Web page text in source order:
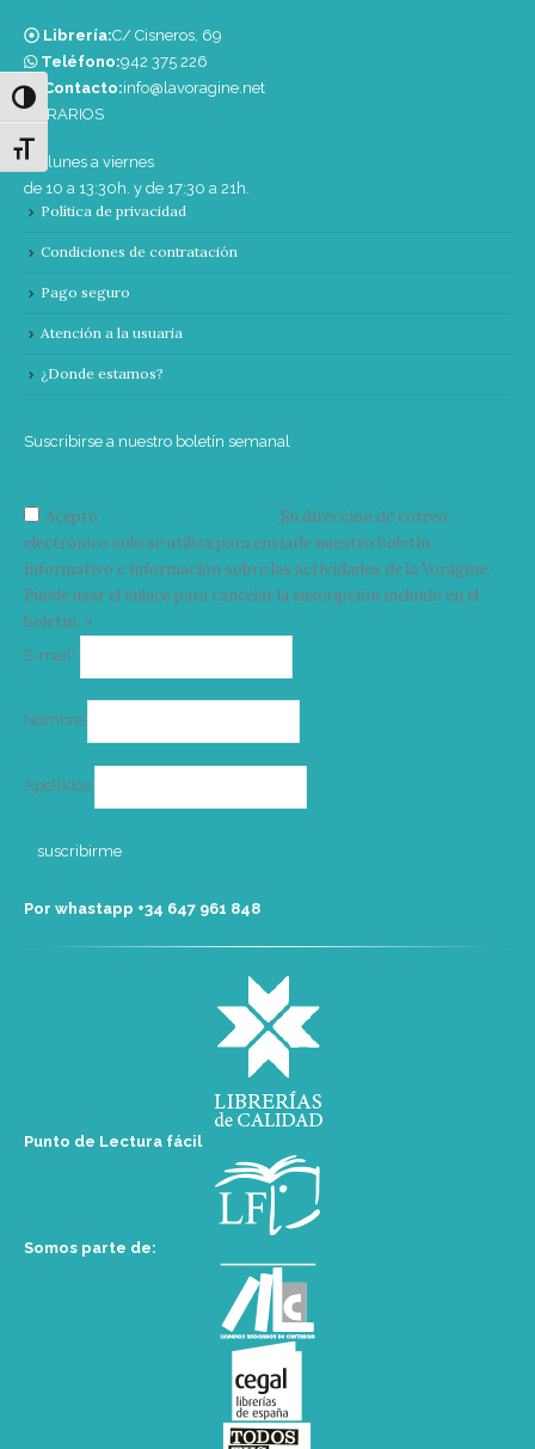
Alternar alto contraste
Alternar tamaño de letra
Librería:C/ Cisneros, 69
Teléfono:‭942 375 226‬
Contacto:info@lavoragine.net
HORARIOS
De lunes a viernes
de 10 a 13:30h. y de 17:30 a 21h.
Política de privacidad
Condiciones de contratación
Pago seguro
Atención a la usuaria
¿Donde estamos?
Suscribirse a nuestro boletín semanal
Acepto
Su dirección de correo
electrónico solo se utiliza para enviarle nuestro boletín
informativo e información sobre las actividades de la Vorágine.
Puede usar el enlace para cancelar la suscripción incluido en el
boletín. >
E-mail*
Nombre
Apellidos
Por whastapp +34 ‭647 961 848‬
Punto de Lectura fácil
Somos parte de: